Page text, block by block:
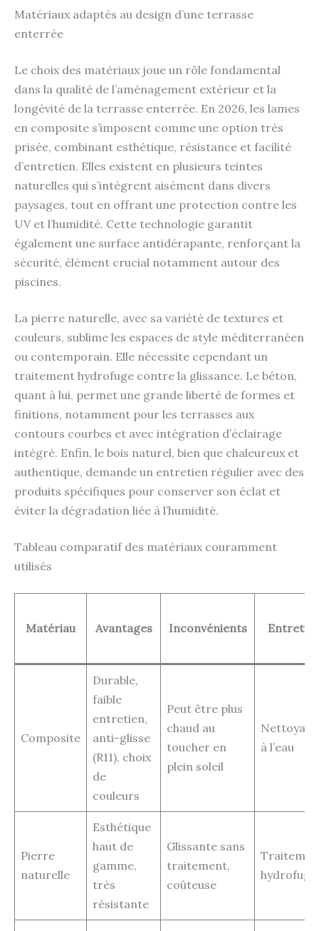
Matériaux adaptés au design d’une terrasse
enterrée
Le choix des matériaux joue un rôle fondamental
dans la qualité de l’aménagement extérieur et la
longévité de la terrasse enterrée. En 2026, les lames
en composite s’imposent comme une option très
prisée, combinant esthétique, résistance et facilité
d’entretien. Elles existent en plusieurs teintes
naturelles qui s’intègrent aisément dans divers
paysages, tout en offrant une protection contre les
UV et l’humidité. Cette technologie garantit
également une surface antidérapante, renforçant la
sécurité, élément crucial notamment autour des
piscines.
La pierre naturelle, avec sa variété de textures et
couleurs, sublime les espaces de style méditerranéen
ou contemporain. Elle nécessite cependant un
traitement hydrofuge contre la glissance. Le béton,
quant à lui, permet une grande liberté de formes et
finitions, notamment pour les terrasses aux
contours courbes et avec intégration d’éclairage
intégré. Enfin, le bois naturel, bien que chaleureux et
authentique, demande un entretien régulier avec des
produits spécifiques pour conserver son éclat et
éviter la dégradation liée à l’humidité.
Tableau comparatif des matériaux couramment
utilisés
Matériau Avantages Inconvénients
Composite
Durable,
faible
entretien,
anti-glisse
(R11), choix
de
couleurs
Peut être plus
chaud au
toucher en
plein soleil
Nettoyage
à l’eau
Pierre
naturelle
Esthétique
haut de
gamme,
très
résistante
Glissante sans
traitement,
coûteuse
hydrofuge